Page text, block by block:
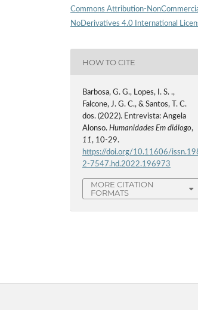
Commons Attribution-
NoDerivatives 4.0 International
HOW TO CITE
Barbosa, G. G., Lopes, I. S. .,
Falcone, J. G. C., & Santos, T. C.
dos. (2022). Entrevista: Angela
Alonso.Humanidades Em diálogo,
11, 10-29.
https://doi.org/10.11606/
2-7547.hd.2022.196973
MORE CITATION
FORMATS